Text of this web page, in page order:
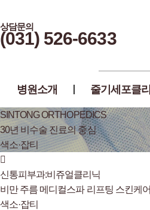
상담문의
(031) 526-6633
병원소개 줄기세포클
SINTONG ORTHOPEDICS
30년 비수술 진료의 중심
색소·잡티
신통피부과:비쥬얼클리닉
비만 주름 메디컬스파 리프팅 스킨케어
색소·잡티